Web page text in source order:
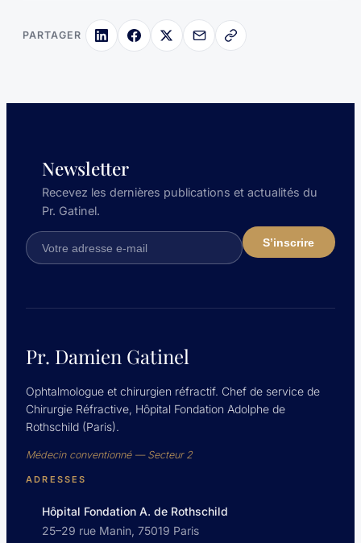
PARTAGER
Newsletter
Recevez les dernières publications et actualités du
Pr. Gatinel.
Pr. Damien Gatinel
Ophtalmologue et chirurgien réfractif. Chef de service de
Chirurgie Réfractive, Hôpital Fondation Adolphe de
Rothschild (Paris).
Médecin conventionné — Secteur 2
ADRESSES
Hôpital Fondation A. de Rothschild
25–29 rue Manin, 75019 Paris